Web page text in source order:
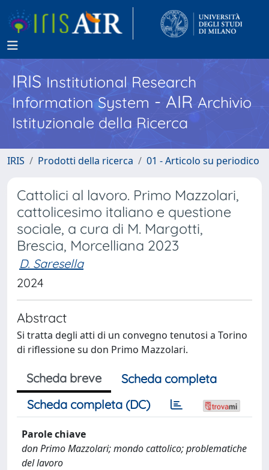
IRISInstitutional Research
Information System - AIR Archivio
Istituzionale della Ricerca
IRIS Prodotti della ricerca 01 - Articolo su periodico
Cattolici al lavoro. Primo Mazzolari,
cattolicesimo italiano e questione
sociale, a cura di M. Margotti,
Brescia, Morcelliana 2023
D. Saresella
2024
Abstract
Si tratta degli atti di un convegno tenutosi a Torino
di riflessione su don Primo Mazzolari.
Scheda breve
Scheda completa
Scheda completa (DC)
Parole chiave
don Primo Mazzolari; mondo cattolico; problematiche
del lavoro